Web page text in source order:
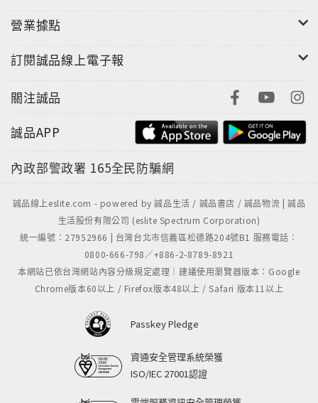
營業據點
訂閱誠品線上電子報
關注誠品
誠品APP
內政部警政署 165全民防騙網
誠品線上eslite.com - powered by 誠品生活 / 誠品書店 / 誠品物流 | 誠品
生活股份有限公司 (eslite Spectrum Corporation)
統一編號：27952966 | 台灣台北市信義區松德路204號B1 服務電話：
0800-666-798／+886-2-8789-8921
本網站已依台灣網站內容分級規定處理｜建議使用瀏覽器版本：Google
Chrome版本60以上 / Firefox版本48以上 / Safari 版本11以上
Passkey Pledge
資通安全管理系統榮獲
ISO/IEC 27001認證